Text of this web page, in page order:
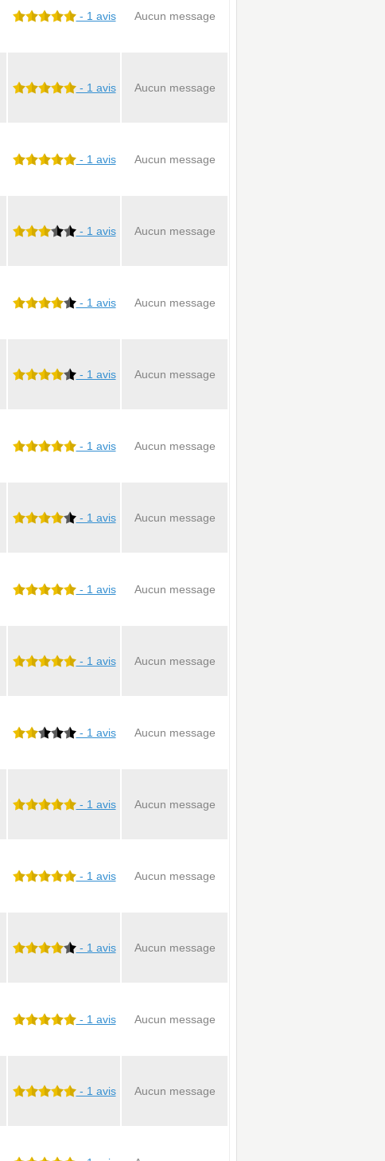
- 1 avis Aucun message
- 1 avis Aucun message
- 1 avis Aucun message
- 1 avis Aucun message
- 1 avis Aucun message
- 1 avis Aucun message
- 1 avis Aucun message
- 1 avis Aucun message
- 1 avis Aucun message
- 1 avis Aucun message
- 1 avis Aucun message
- 1 avis Aucun message
- 1 avis Aucun message
- 1 avis Aucun message
- 1 avis Aucun message
- 1 avis Aucun message